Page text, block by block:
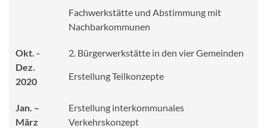
Fachwerkstätte und Abstimmung mit
Nachbarkommunen
Okt. -
Dez.
2020
2. Bürgerwerkstätte in den vier Gemeinden
Erstellung Teilkonzepte
Jan. –
März
Erstellung interkommunales
Verkehrskonzept